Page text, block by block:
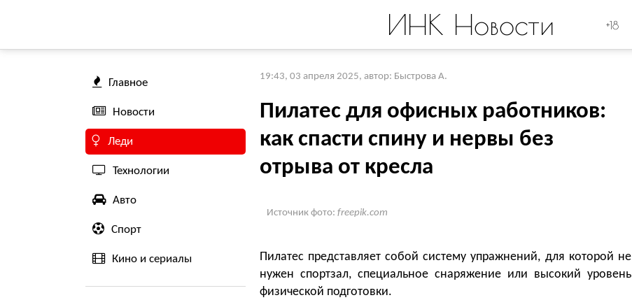
ИНК Новости +18
Главное
Новости
Леди
Технологии
Авто
Спорт
Кино и сериалы
19:43, 03 апреля 2025, автор: Быстрова А.
Пилатес для офисных работников:
как спасти спину и нервы без
отрыва от кресла
Источник фото: freepik.com
Пилатес представляет собой систему упражнений, для которой не
нужен спортзал, специальное снаряжение или высокий уровень
физической подготовки.